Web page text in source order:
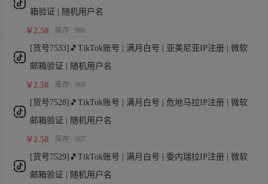
箱验证 | 随机用户名
￥2.50 库存: 906
[货号7533]🎵TikTok账号 | 满月白号 | 亚美尼亚IP注册 | 微软
邮箱验证 | 随机用户名
￥2.50 库存: 969
[货号7528]🎵TikTok账号 | 满月白号 | 危地马拉IP注册 | 微软
邮箱验证 | 随机用户名
￥2.50 库存: 907
[货号7529]🎵TikTok账号 | 满月白号 | 委内瑞拉IP注册 | 微软
邮箱验证 | 随机用户名